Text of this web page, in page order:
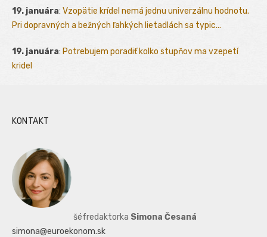
19. januára: Vzopätie krídel nemá jednu univerzálnu hodnotu.
Pri dopravných a bežných ľahkých lietadlách sa typic...
19. januára: Potrebujem poradiť kolko stupňov ma vzepetí
kridel
KONTAKT
šéfredaktorka Simona Česaná
simona@euroekonom.sk